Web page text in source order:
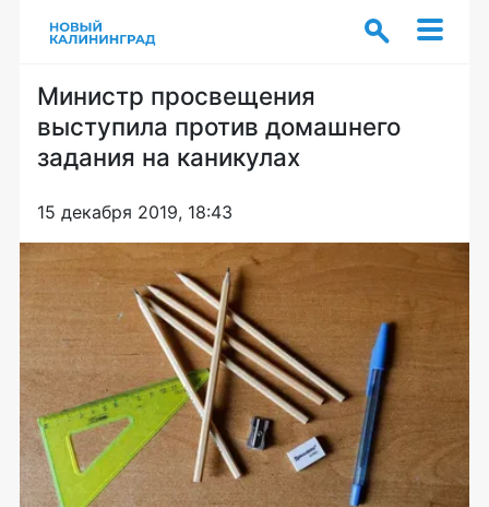
Министр просвещения
выступила против домашнего
задания на каникулах
15 декабря 2019, 18:43